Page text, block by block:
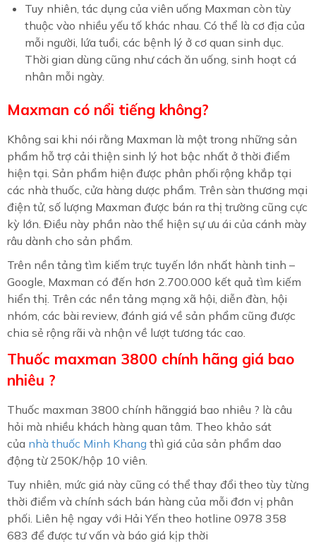
Tuy nhiên, tác dụng của viên uống Maxman còn tùy
thuộc vào nhiều yếu tố khác nhau. Có thể là cơ địa của
mỗi người, lứa tuổi, các bệnh lý ở cơ quan sinh dục.
Thời gian dùng cũng như cách ăn uống, sinh hoạt cá
nhân mỗi ngày.
Maxman có nổi tiếng không?
Không sai khi nói rằng Maxman là một trong những sản
phẩm hỗ trợ cải thiện sinh lý hot bậc nhất ở thời điểm
hiện tại. Sản phẩm hiện được phân phối rộng khắp tại
các nhà thuốc, cửa hàng dược phẩm. Trên sàn thương mại
điện tử, số lượng Maxman được bán ra thị trường cũng cực
kỳ lớn. Điều này phần nào thể hiện sự ưu ái của cánh mày
râu dành cho sản phẩm.
Trên nền tảng tìm kiếm trực tuyến lớn nhất hành tinh –
Google, Maxman có đến hơn 2.700.000 kết quả tìm kiếm
hiển thị. Trên các nền tảng mạng xã hội, diễn đàn, hội
nhóm, các bài review, đánh giá về sản phẩm cũng được
chia sẻ rộng rãi và nhận về lượt tương tác cao.
Thuốc maxman 3800 chính hãng giá bao
nhiêu ?
Thuốc maxman 3800 chính hãnggiá bao nhiêu ? là câu
hỏi mà nhiều khách hàng quan tâm. Theo khảo sát
của nhà thuốc Minh Khang thì giá của sản phẩm dao
động từ 250K/hộp 10 viên.
Tuy nhiên, mức giá này cũng có thể thay đổi theo tùy từng
thời điểm và chính sách bán hàng của mỗi đơn vị phân
phối. Liên hệ ngay với Hải Yến theo hotline 0978 358
683 để được tư vấn và báo giá kịp thời